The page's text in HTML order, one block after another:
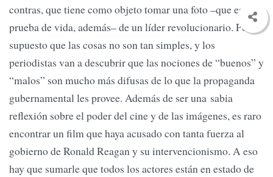
contras, que tiene como objeto tomar una foto –que es
prueba de vida, además– de un líder revolucionario. Por
supuesto que las cosas no son tan simples, y los
periodistas van a descubrir que las nociones de “buenos” y
“malos” son mucho más difusas de lo que la propaganda
gubernamental les provee. Además de ser una sabia
reflexión sobre el poder del cine y de las imágenes, es raro
encontrar un film que haya acusado con tanta fuerza al
gobierno de Ronald Reagan y su intervencionismo. A eso
hay que sumarle que todos los actores están en estado de